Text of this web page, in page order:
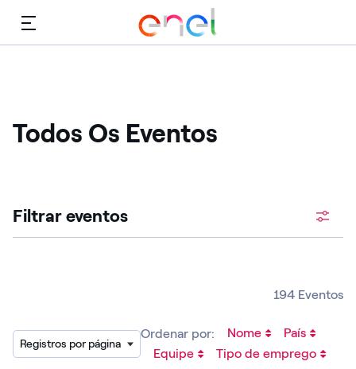
Cardápio
Todos Os Eventos
Filtrar eventos
194 Eventos
Registros por página
Ordenar por: